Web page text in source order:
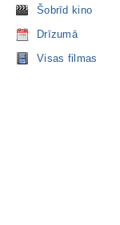
Šobrīd kino
Drīzumā
Visas filmas